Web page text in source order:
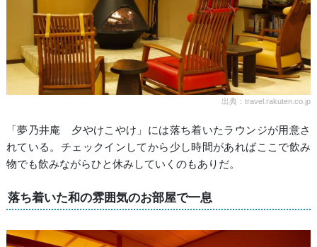
出典：travel.rakuten.co.jp
「夢乃井庵 夕やけこやけ」には落ち着いたラウンジが用意さ
れている。チェックインしてから少し時間があればここで飲み
物でも飲みながらひと休みしていくのもありだ。
落ち着いた和の雰囲気のお部屋で一息